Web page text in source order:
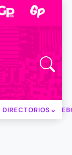
DIRECTORIOS